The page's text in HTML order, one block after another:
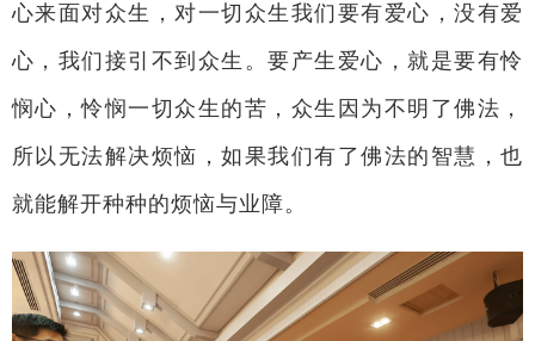
心来面对众生，对一切众生我们要有爱心，没有爱
心，我们接引不到众生。要产生爱心，就是要有怜
悯心，怜悯一切众生的苦，众生因为不明了佛法，
所以无法解决烦恼，如果我们有了佛法的智慧，也
就能解开种种的烦恼与业障。